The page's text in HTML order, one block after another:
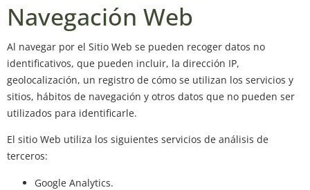
Navegación Web
Al navegar por el Sitio Web se pueden recoger datos no
identificativos, que pueden incluir, la dirección IP,
geolocalización, un registro de cómo se utilizan los servicios y
sitios, hábitos de navegación y otros datos que no pueden ser
utilizados para identificarle.
El sitio Web utiliza los siguientes servicios de análisis de
terceros:
Google Analytics.